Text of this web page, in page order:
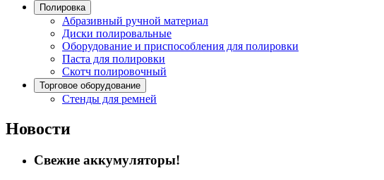
Полировка
Абразивный ручной материал
Диски полировальные
Оборудование и приспособления для полировки
Паста для полировки
Скотч полировочный
Торговое оборудование
Стенды для ремней
Новости
Свежие аккумуляторы!